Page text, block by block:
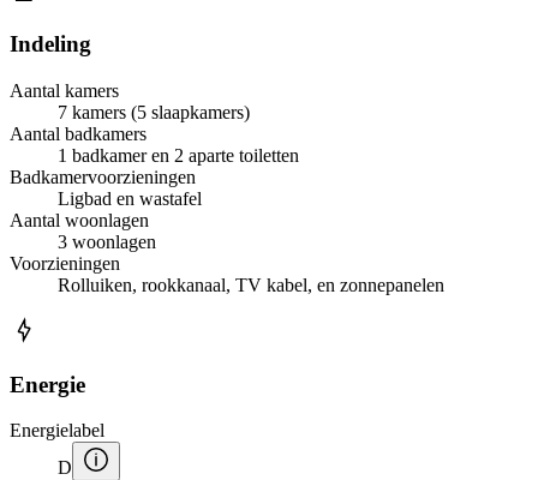
Indeling
Aantal kamers
7 kamers (5 slaapkamers)
Aantal badkamers
1 badkamer en 2 aparte toiletten
Badkamervoorzieningen
Ligbad en wastafel
Aantal woonlagen
3 woonlagen
Voorzieningen
Rolluiken, rookkanaal, TV kabel, en zonnepanelen
Energie
Energielabel
D